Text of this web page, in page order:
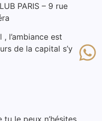
PARIS – 9 rue
l’ambiance est
de la capital s’y